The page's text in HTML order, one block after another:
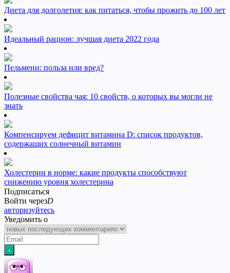
Диета для долголетия: как питаться, чтобы прожить до 100 лет
Идеальный рацион: лучшая диета 2022 года
Пельмени: польза или вред?
Полезные свойства чая: 10 свойств, о которых вы могли не
знать
Компенсируем дефицит витамина D: список продуктов,
содержащих солнечный витамин
Холестерин в норме: какие продукты способствуют
снижению уровня холестерина
Подписаться
Войти черезD
авторизуйтесь
Уведомить о